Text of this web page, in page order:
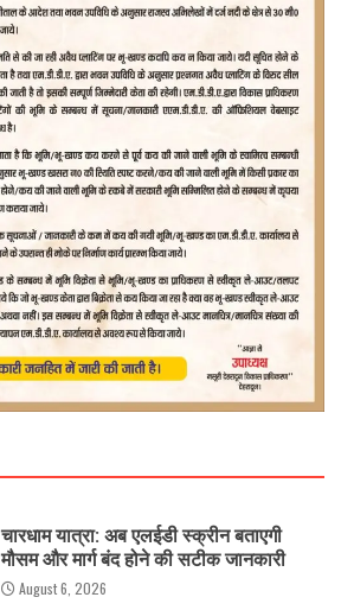
चारधाम यात्रा: अब एलईडी स्क्रीन बताएगी
मौसम और मार्ग बंद होने की सटीक जानकारी
August 6, 2026